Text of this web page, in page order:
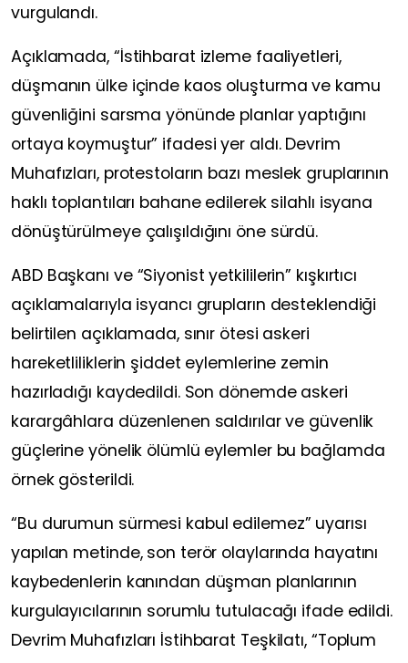
vurgulandı.
Açıklamada, “İstihbarat izleme faaliyetleri,
düşmanın ülke içinde kaos oluşturma ve kamu
güvenliğini sarsma yönünde planlar yaptığını
ortaya koymuştur” ifadesi yer aldı. Devrim
Muhafızları, protestoların bazı meslek gruplarının
haklı toplantıları bahane edilerek silahlı isyana
dönüştürülmeye çalışıldığını öne sürdü.
ABD Başkanı ve “Siyonist yetkililerin” kışkırtıcı
açıklamalarıyla isyancı grupların desteklendiği
belirtilen açıklamada, sınır ötesi askeri
hareketliliklerin şiddet eylemlerine zemin
hazırladığı kaydedildi. Son dönemde askeri
karargâhlara düzenlenen saldırılar ve güvenlik
güçlerine yönelik ölümlü eylemler bu bağlamda
örnek gösterildi.
“Bu durumun sürmesi kabul edilemez” uyarısı
yapılan metinde, son terör olaylarında hayatını
kaybedenlerin kanından düşman planlarının
kurgulayıcılarının sorumlu tutulacağı ifade edildi.
Devrim Muhafızları İstihbarat Teşkilatı, “Toplum